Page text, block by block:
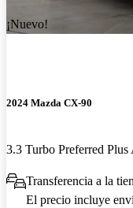
¡Nuevo!
2024 Mazda CX-90
3.3 Turbo Preferred Plus
Transferencia a la
El precio incluye